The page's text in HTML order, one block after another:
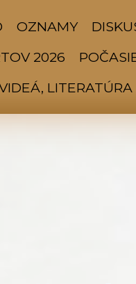
OZNAMY
2026
LITERATÚRA